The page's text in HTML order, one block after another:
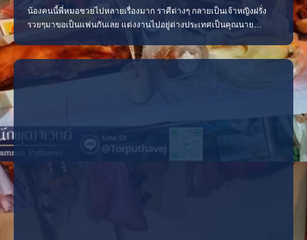
น้องคนนี้พี่หมอชวยไปหลายเรื่องมาก ราศีต่างๆ กลายเป็นเจ้าหญิงฝรั่ง
รวยๆมาขอเป็นแฟนกันเลย แต่งงานไปอยู่ต่างประเทศเป็นคุณนาย